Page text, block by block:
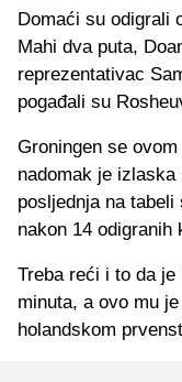
Domaći su odigrali
Mahi dva puta,
reprezentativac
pogađali su
Groningen se
nadomak je
posljednja na
nakon 14 odigranih
Treba reći i to da
minuta, a ovo mu
holandskom